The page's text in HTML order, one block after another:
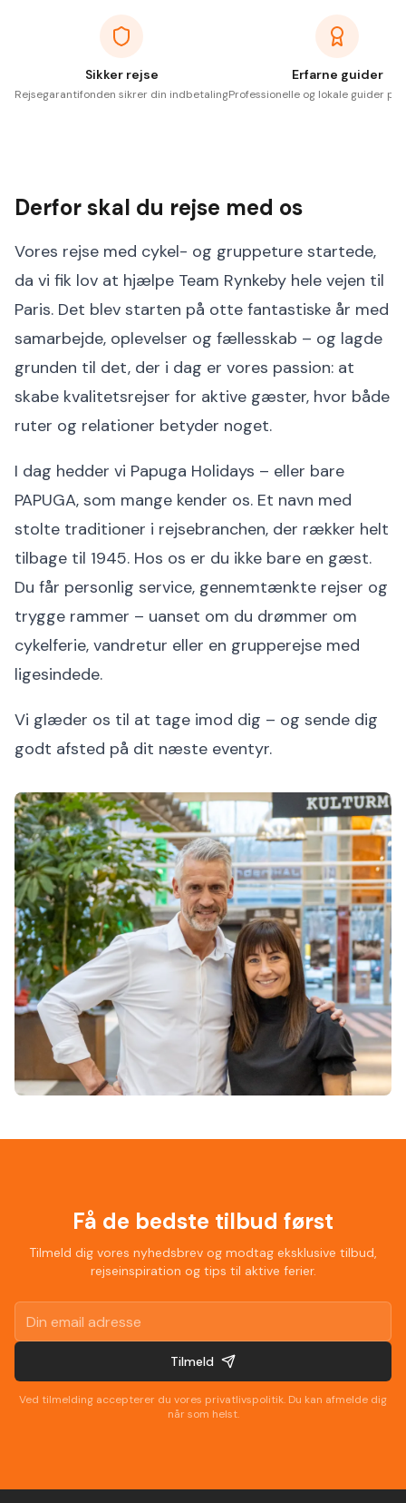
Sikker rejse
Rejsegarantifonden sikrer din indbetaling
Erfarne guider
Professionelle og lokale guider på
Derfor skal du rejse med os
Vores rejse med cykel- og gruppeture startede,
da vi fik lov at hjælpe Team Rynkeby hele vejen til
Paris. Det blev starten på otte fantastiske år med
samarbejde, oplevelser og fællesskab – og lagde
grunden til det, der i dag er vores passion: at
skabe kvalitetsrejser for aktive gæster, hvor både
ruter og relationer betyder noget.
I dag hedder vi Papuga Holidays – eller bare
PAPUGA, som mange kender os. Et navn med
stolte traditioner i rejsebranchen, der rækker helt
tilbage til 1945. Hos os er du ikke bare en gæst.
Du får personlig service, gennemtænkte rejser og
trygge rammer – uanset om du drømmer om
cykelferie, vandretur eller en grupperejse med
ligesindede.
Vi glæder os til at tage imod dig – og sende dig
godt afsted på dit næste eventyr.
Få de bedste tilbud først
Tilmeld dig vores nyhedsbrev og modtag eksklusive tilbud,
rejseinspiration og tips til aktive ferier.
Tilmeld
Ved tilmelding accepterer du vores privatlivspolitik. Du kan afmelde dig
når som helst.